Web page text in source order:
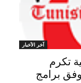
آخر الأخبار
تكرم
وفق برامج